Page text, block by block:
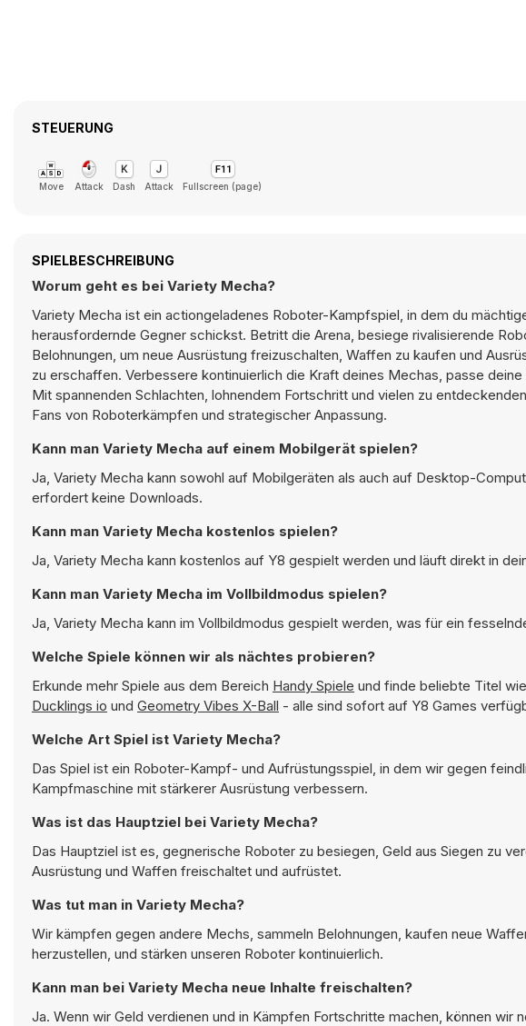
STEUERUNG
Move Attack Dash Attack Fullscreen (page)
SPIELBESCHREIBUNG
Worum geht es bei Variety Mecha?
Variety Mecha ist ein actiongeladenes Roboter-Kampfspiel, in dem du
herausfordernde Gegner schickst. Betritt die Arena, besiege rivalisierende
Belohnungen, um neue Ausrüstung freizuschalten, Waffen zu kaufen und
zu erschaffen. Verbessere kontinuierlich die Kraft deines Mechas, passe
Mit spannenden Schlachten, lohnendem Fortschritt und vielen zu
Fans von Roboterkämpfen und strategischer Anpassung.
Kann man Variety Mecha auf einem Mobilgerät spielen?
Ja, Variety Mecha kann sowohl auf Mobilgeräten als auch auf Desktop-
erfordert keine Downloads.
Kann man Variety Mecha kostenlos spielen?
Ja, Variety Mecha kann kostenlos auf Y8 gespielt werden und läuft direkt in
Kann man Variety Mecha im Vollbildmodus spielen?
Ja, Variety Mecha kann im Vollbildmodus gespielt werden, was für ein
Welche Spiele können wir als nächtes probieren?
Erkunde mehr Spiele aus dem Bereich Handy Spiele und finde beliebte Titel wie
Ducklings io und Geometry Vibes X-Ball - alle sind sofort auf Y8 Games
Welche Art Spiel ist Variety Mecha?
Das Spiel ist ein Roboter-Kampf- und Aufrüstungsspiel, in dem wir gegen
Kampfmaschine mit stärkerer Ausrüstung verbessern.
Was ist das Hauptziel bei Variety Mecha?
Das Hauptziel ist es, gegnerische Roboter zu besiegen, Geld aus Siegen zu
Ausrüstung und Waffen freischaltet und aufrüstet.
Was tut man in Variety Mecha?
Wir kämpfen gegen andere Mechs, sammeln Belohnungen, kaufen neue
herzustellen, und stärken unseren Roboter kontinuierlich.
Kann man bei Variety Mecha neue Inhalte freischalten?
Ja. Wenn wir Geld verdienen und in Kämpfen Fortschritte machen, können wir